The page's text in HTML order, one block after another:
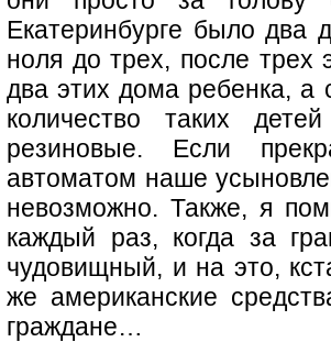
Екатеринбурге было два
ноля до трех, после трех
два этих дома ребенка, а
количество таких
резиновые. Если
автоматом наше
невозможно. Также, я
каждый раз, когда за
чудовищный, и на это,
же американские
граждане…